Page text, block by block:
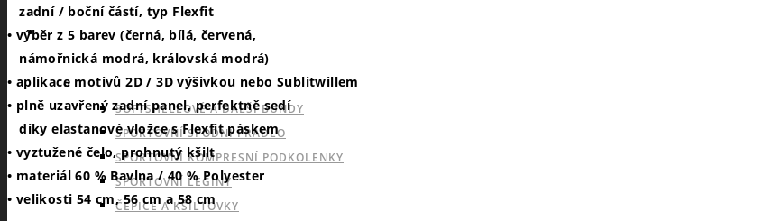
SPORTY
NABÍDKA PRO VŠECHNY SPORTY
SOFTSHELLOVÉ A DALŠÍ BUNDY
SPORTOVNÍ SPODNÍ PRÁDLO
SPORTOVNÍ KOMPRESNÍ PODKOLENKY
SPORTOVNÍ LEGÍNY
ČEPICE A KŠILTOVKY
zadní / boční částí, typ Flexfit
• výběr z 5 barev (černá, bílá, červená,
námořnická modrá, královská modrá)
• aplikace motivů 2D / 3D výšivkou nebo Sublitwillem
• plně uzavřený zadní panel, perfektně sedí
díky elastanové vložce s Flexfit páskem
• vyztužené čelo, prohnutý kšilt
• materiál 60 % Bavlna / 40 % Polyester
• velikosti 54 cm, 56 cm a 58 cm